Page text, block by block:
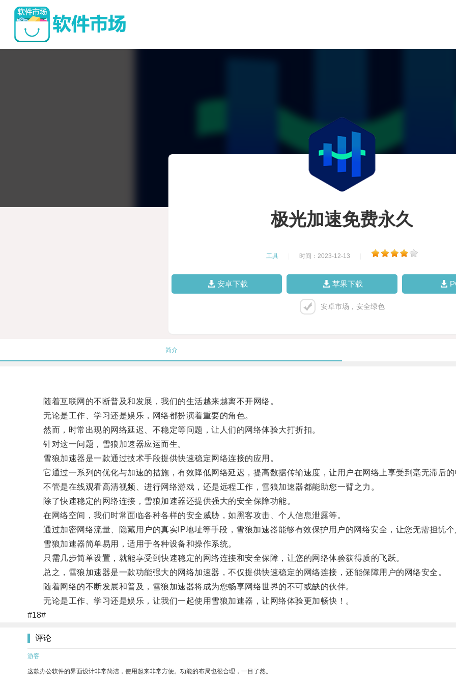
极光加速免费永久
工具 时间：2023-12-13
安卓下载 苹果下载
安卓市场，安全绿色
简介
随着互联网的不断普及和发展，我们的生活越来越离不开网络。
无论是工作、学习还是娱乐，网络都扮演着重要的角色。
然而，时常出现的网络延迟、不稳定等问题，让人们的网络体验大打折扣。
针对这一问题，雪狼加速器应运而生。
雪狼加速器是一款通过技术手段提供快速稳定网络连接的应用。
它通过一系列的优化与加速的措施，有效降低网络延迟，提高数据传输速度，让用户在网络上享受到毫无滞后的
不管是在线观看高清视频、进行网络游戏，还是远程工作，雪狼加速器都能助您一臂之力。
除了快速稳定的网络连接，雪狼加速器还提供强大的安全保障功能。
在网络空间，我们时常面临各种各样的安全威胁，如黑客攻击、个人信息泄露等。
通过加密网络流量、隐藏用户的真实IP地址等手段，雪狼加速器能够有效保护用户的网络安全，让您无需担忧个
雪狼加速器简单易用，适用于各种设备和操作系统。
只需几步简单设置，就能享受到快速稳定的网络连接和安全保障，让您的网络体验获得质的飞跃。
总之，雪狼加速器是一款功能强大的网络加速器，不仅提供快速稳定的网络连接，还能保障用户的网络安全。
随着网络的不断发展和普及，雪狼加速器将成为您畅享网络世界的不可或缺的伙伴。
无论是工作、学习还是娱乐，让我们一起使用雪狼加速器，让网络体验更加畅快！。
#18#
评论
游客
这款办公软件的界面设计非常简洁，使用起来非常方便。功能的布局也很合理，一目了然。